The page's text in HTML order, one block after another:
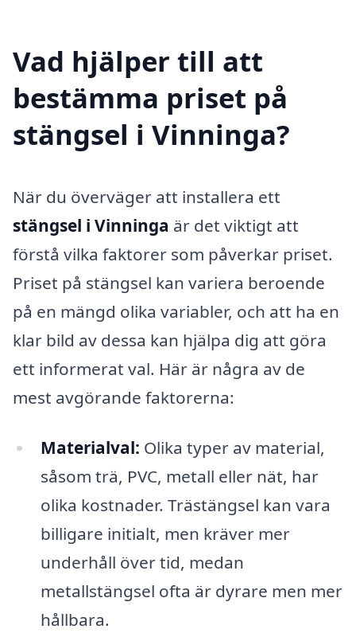
Vad hjälper till att
bestämma priset på
stängsel i Vinninga?
När du överväger att installera ett
stängsel i Vinninga är det viktigt att
förstå vilka faktorer som påverkar priset.
Priset på stängsel kan variera beroende
på en mängd olika variabler, och att ha en
klar bild av dessa kan hjälpa dig att göra
ett informerat val. Här är några av de
mest avgörande faktorerna:
Materialval: Olika typer av material,
såsom trä, PVC, metall eller nät, har
olika kostnader. Trästängsel kan vara
billigare initialt, men kräver mer
underhåll över tid, medan
metallstängsel ofta är dyrare men mer
hållbara.